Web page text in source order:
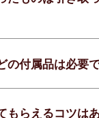
の付属品は必要
もらえるコツは